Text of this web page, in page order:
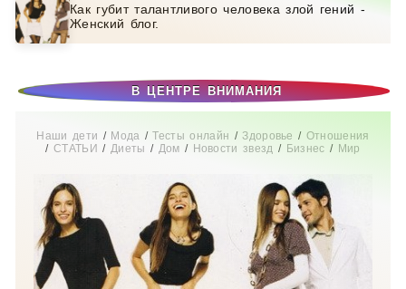
Как губит талантливого человека злой гений -
Женский блог.
В ЦЕНТРЕ ВНИМАНИЯ
Наши дети / Мода /Тесты онлайн /Здоровье / Отношения
/СТАТЬИ / Диеты / Дом / Новости звезд / Бизнес / Мир